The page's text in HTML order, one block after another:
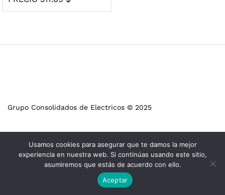
Grupo Consolidados de Electricos © 2025
Usamos cookies para asegurar que te damos la mejor
experiencia en nuestra web. Si continúas usando este sitio,
asumiremos que estás de acuerdo con ello.
Aceptar